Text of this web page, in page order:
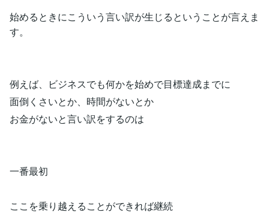
始めるときにこういう言い訳が生じるということが言えま
す。
例えば、ビジネスでも何かを始めで目標達成までに
面倒くさいとか、時間がないとか
お金がないと言い訳をするのは
一番最初
ここを乗り越えることができれば継続